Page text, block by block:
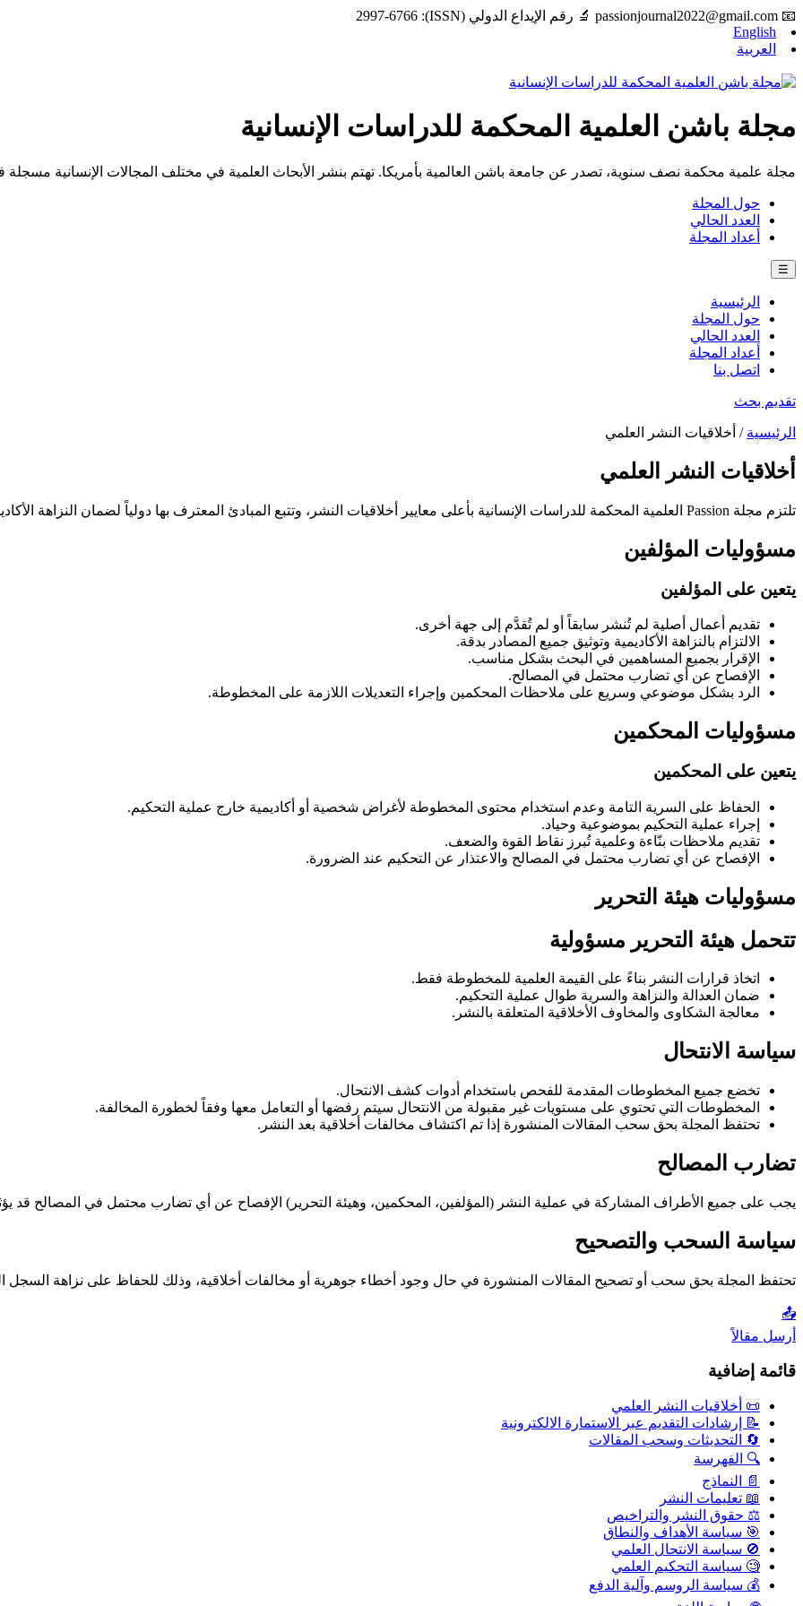
📧
passionjournal2022@gmail.com 🔬 رقم الإيداع الدولي (ISSN): 2997-6766
English
العربية
مجلة باشن العلمية المحكمة للدراسات الإنسانية
مجلة علمية محكمة نصف سنوية، تصدر عن جامعة باشن العالمية بأمريكا. تهتم بنشر الأبحاث العلمية في مختلف المجالات الإنسانية
حول المجلة
العدد الحالي
أعداد المجلة
☰
الرئيسية
حول المجلة
العدد الحالي
أعداد المجلة
اتصل بنا
تقديم بحث
الرئيسية / أخلاقيات النشر العلمي
أخلاقيات النشر العلمي
تلتزم مجلة Passion العلمية المحكمة للدراسات الإنسانية بأعلى معايير أخلاقيات النشر، وتتبع المبادئ المعترف بها دولياً لضمان النزاهة الأكاديمية والشفافية والمسؤولية طوال عملية النشر.
مسؤوليات المؤلفين
يتعين على المؤلفين
تقديم أعمال أصلية لم تُنشر سابقاً أو لم تُقدَّم إلى جهة أخرى.
الالتزام بالنزاهة الأكاديمية وتوثيق جميع المصادر بدقة.
الإقرار بجميع المساهمين في البحث بشكل مناسب.
الإفصاح عن أي تضارب محتمل في المصالح.
الرد بشكل موضوعي وسريع على ملاحظات المحكمين وإجراء التعديلات اللازمة على المخطوطة.
مسؤوليات المحكمين
يتعين على المحكمين
الحفاظ على السرية التامة وعدم استخدام محتوى المخطوطة لأغراض شخصية أو أكاديمية خارج عملية التحكيم.
إجراء عملية التحكيم بموضوعية وحياد.
تقديم ملاحظات بنّاءة وعلمية تُبرز نقاط القوة والضعف.
الإفصاح عن أي تضارب محتمل في المصالح والاعتذار عن التحكيم عند الضرورة.
مسؤوليات هيئة التحرير
تتحمل هيئة التحرير مسؤولية
اتخاذ قرارات النشر بناءً على القيمة العلمية للمخطوطة فقط.
ضمان العدالة والنزاهة والسرية طوال عملية التحكيم.
معالجة الشكاوى والمخاوف الأخلاقية المتعلقة بالنشر.
سياسة الانتحال
تخضع جميع المخطوطات المقدمة للفحص باستخدام أدوات كشف الانتحال.
المخطوطات التي تحتوي على مستويات غير مقبولة من الانتحال سيتم رفضها أو التعامل معها وفقاً لخطورة المخالفة.
تحتفظ المجلة بحق سحب المقالات المنشورة إذا تم اكتشاف مخالفات أخلاقية بعد النشر.
تضارب المصالح
يجب على جميع الأطراف المشاركة في عملية النشر (المؤلفين، المحكمين، وهيئة التحرير) الإفصاح عن أي تضارب محتمل في المصالح قد
سياسة السحب والتصحيح
تحتفظ المجلة بحق سحب أو تصحيح المقالات المنشورة في حال وجود أخطاء جوهرية أو مخالفات أخلاقية، وذلك للحفاظ على نزاهة السجل
📤
أرسل مقالاً
قائمة إضافية
📜 أخلاقيات النشر العلمي
📝 إرشادات التقديم عبر الاستمارة الالكترونية
🔄 التحديثات وسحب المقالات
🔍 الفهرسة
📄 النماذج
📖 تعليمات النشر
⚖️ حقوق النشر والتراخيص
🎯 سياسة الأهداف والنطاق
🚫 سياسة الانتحال العلمي
🧐 سياسة التحكيم العلمي
💰 سياسة الروسم وآلية الدفع